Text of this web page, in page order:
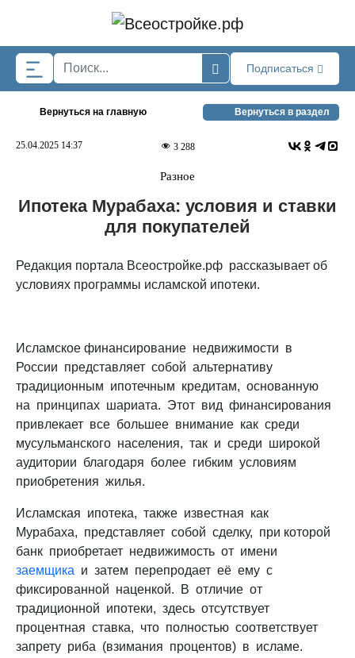
Подписаться
Вернуться на главную Вернуться в раздел
25.04.2025 14:37 3 288
Разное
Ипотека Мурабаха: условия и ставки
для покупателей
Редакция портала Всеостройке.рф рассказывает об
условиях программы исламской ипотеки.
Исламское финансирование недвижимости в
России представляет собой альтернативу
традиционным ипотечным кредитам, основанную
на принципах шариата. Этот вид финансирования
привлекает все большее внимание как среди
мусульманского населения, так и среди широкой
аудитории благодаря более гибким условиям
приобретения жилья.
Исламская ипотека, также известная как
Мурабаха, представляет собой сделку, при которой
банк приобретает недвижимость от имени
заемщика и затем перепродает её ему с
фиксированной наценкой. В отличие от
традиционной ипотеки, здесь отсутствует
процентная ставка, что полностью соответствует
запрету риба (взимания процентов) в исламе.